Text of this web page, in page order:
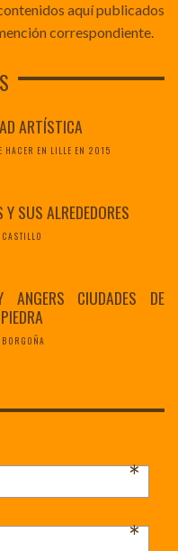
aquí publicados
correspondiente.
ARTÍSTICA
HACER EN LILLE EN 2015
Y SUS ALREDEDORES
ANGERS CIUDADES DE
*
*